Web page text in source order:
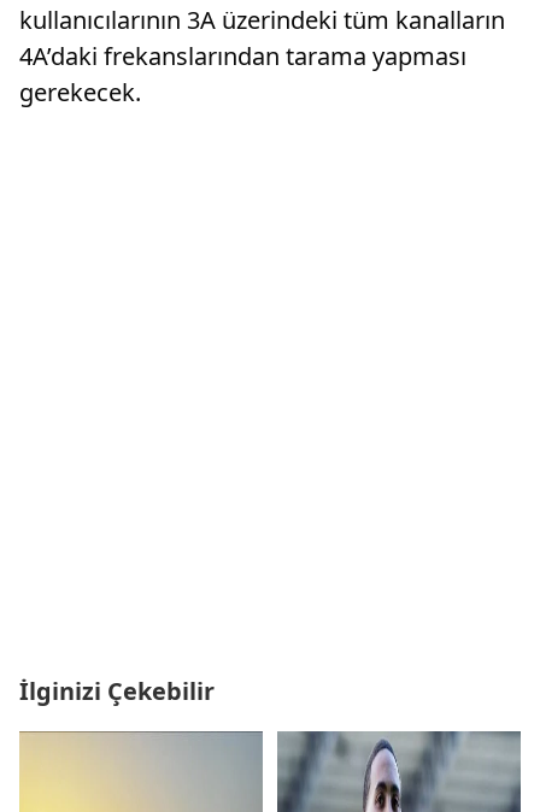
kullanıcılarının 3A üzerindeki tüm kanalların
4A’daki frekanslarından tarama yapması
gerekecek.
İlginizi Çekebilir